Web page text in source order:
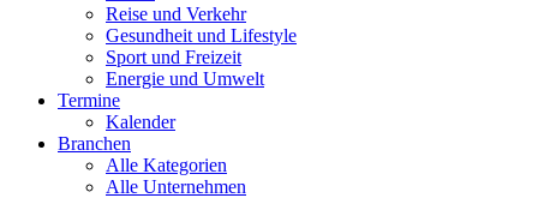
Reise und Verkehr
Gesundheit und Lifestyle
Sport und Freizeit
Energie und Umwelt
Termine
Kalender
Branchen
Alle Kategorien
Alle Unternehmen